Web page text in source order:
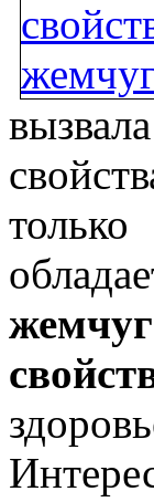
жемчуг